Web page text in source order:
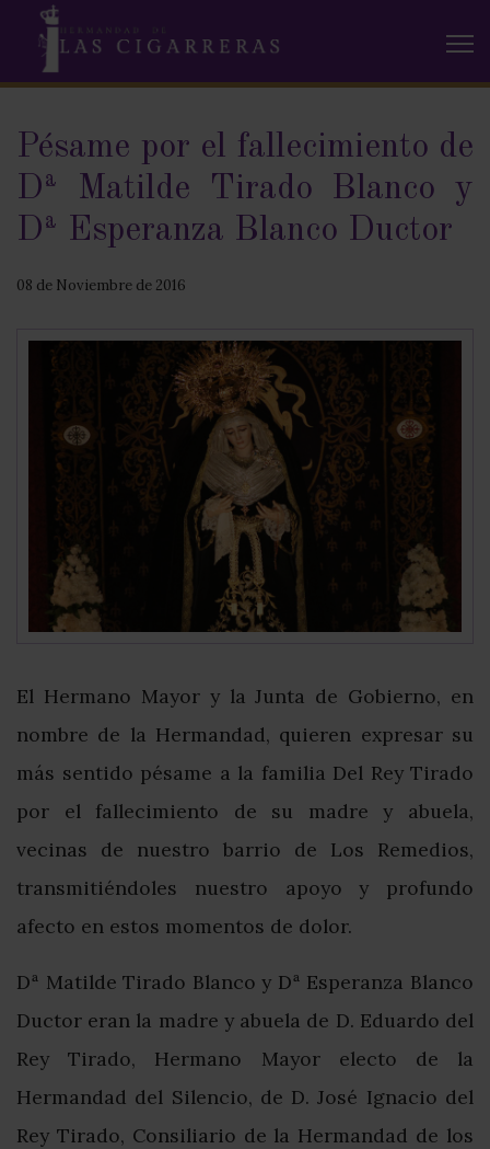
Pésame por el fallecimiento de
Dª Matilde Tirado Blanco y
Dª Esperanza Blanco Ductor
08 de Noviembre de 2016
El Hermano Mayor y la Junta de Gobierno, en
nombre de la Hermandad, quieren expresar su
más sentido pésame a la familia Del Rey Tirado
por el fallecimiento de su madre y abuela,
vecinas de nuestro barrio de Los Remedios,
transmitiéndoles nuestro apoyo y profundo
afecto en estos momentos de dolor.
Dª Matilde Tirado Blanco y Dª Esperanza Blanco
Ductor eran la madre y abuela de D. Eduardo del
Rey Tirado, Hermano Mayor electo de la
Hermandad del Silencio, de D. José Ignacio del
Rey Tirado, Consiliario de la Hermandad de los